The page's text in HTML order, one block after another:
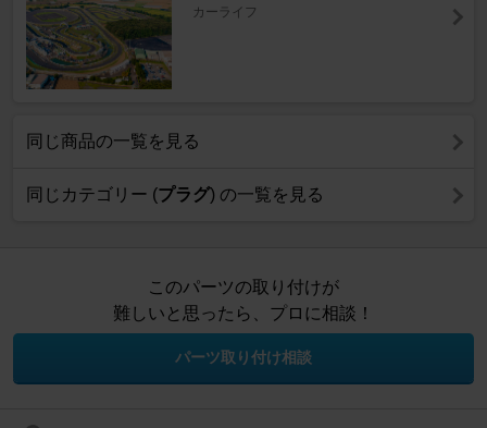
カーライフ
同じ商品の一覧を見る
同じカテゴリー (プラグ) の一覧を見る
このパーツの取り付けが
難しいと思ったら、プロに相談！
パーツ取り付け相談